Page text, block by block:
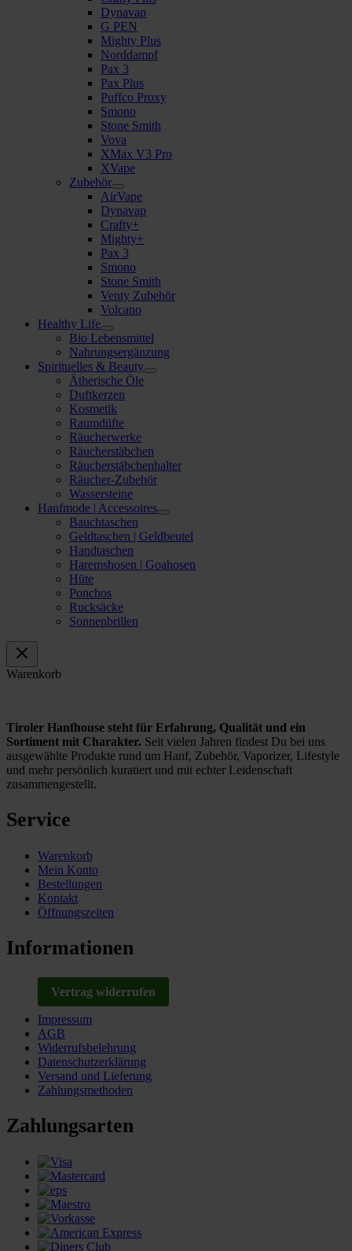
Dynavap
G PEN
Mighty Plus
Norddampf
Pax 3
Pax Plus
Puffco Proxy
Smono
Stone Smith
Vova
XMax V3 Pro
XVape
Zubehör
AirVape
Dynavap
Crafty+
Mighty+
Pax 3
Smono
Stone Smith
Venty Zubehör
Volcano
Healthy Life
Bio Lebensmittel
Nahrungsergänzung
Spirituelles & Beauty
Ätherische Öle
Duftkerzen
Kosmetik
Raumdüfte
Räucherwerke
Räucherstäbchen
Räucherstäbchenhalter
Räucher-Zubehör
Wassersteine
Hanfmode | Accessoires
Bauchtaschen
Geldtaschen | Geldbeutel
Handtaschen
Haremshosen | Goahosen
Hüte
Ponchos
Rucksäcke
Sonnenbrillen
Warenkorb
Tiroler Hanfhouse steht für Erfahrung, Qualität und ein
Sortiment mit Charakter. Seit vielen Jahren findest Du bei uns
ausgewählte Produkte rund um Hanf, Zubehör, Vaporizer, Lifestyle
und mehr persönlich kuratiert und mit echter Leidenschaft
zusammengestellt.
Service
Warenkorb
Mein Konto
Bestellungen
Kontakt
Öffnungszeiten
Informationen
Vertrag widerrufen
Impressum
AGB
Widerrufsbelehrung
Datenschutzerklärung
Versand und Lieferung
Zahlungsmethoden
Zahlungsarten